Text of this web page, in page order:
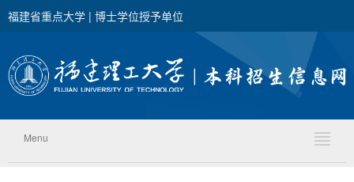
福建省重点大学 | 博士学位授予单位
Menu